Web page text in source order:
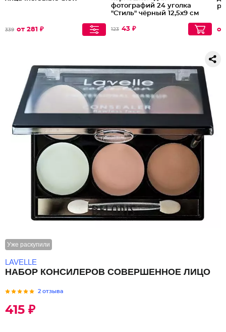
339 от 281 ₽
фотографий 24 уголка
"Стиль" чёрный 12,5х9 см
123 43 ₽ от
Уже раскупили
LAVELLE
НАБОР КОНСИЛЕРОВ СОВЕРШЕННОЕ ЛИЦО
2 отзыва
415 ₽